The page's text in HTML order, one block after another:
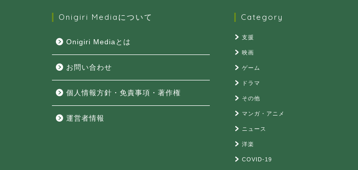
Onigiri Mediaについて
Onigiri Mediaとは
お問い合わせ
個人情報方針・免責事項・著作権
運営者情報
Category
支援
映画
ゲーム
ドラマ
その他
マンガ・アニメ
ニュース
洋楽
COVID-19